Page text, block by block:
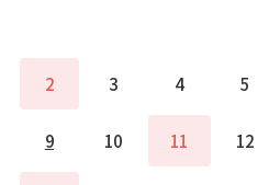
2 3 4 5
9 10 11 12